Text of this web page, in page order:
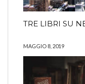
TRE LIBRI SU
MAGGIO 8, 2019